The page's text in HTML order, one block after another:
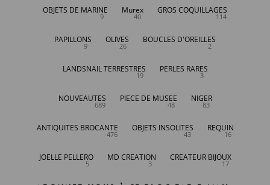
OBJETS DE MARINE
9
Murex
40
GROS COQUILLAGES
114
PAPILLONS
9
OLIVES
26
BOUCLES D'OREILLES
2
LANDSNAIL TERRESTRES
19
PERLES RARES
3
NOUVEAUTES
689
PIECE DE MUSEE
48
NIGER
83
ANTIQUITES BROCANTE
476
OBJETS INSOLITES
43
REQUIN
16
JOELLE PELLERO
5
MD CREATION
3
CREATEUR BIJOUX
17